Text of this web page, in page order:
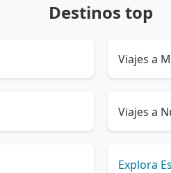
Destinos top
Viajes a
Viajes a
Explora